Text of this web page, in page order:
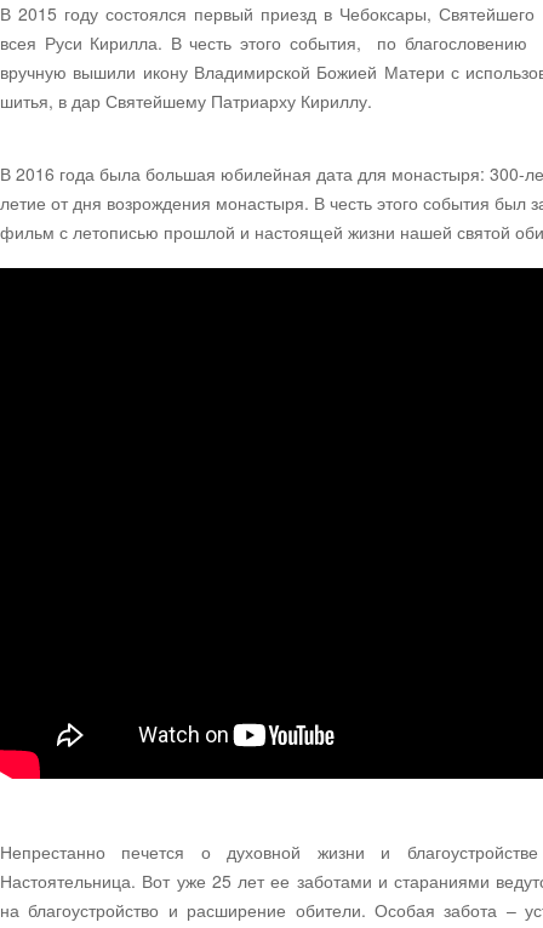
В 2015 году состоялся первый приезд в Чебоксары, Святейшего
всея Руси Кирилла. В честь этого события, по благословению
вручную вышили икону Владимирской Божией Матери с
шитья, в дар Святейшему Патриарху Кириллу.
В 2016 года была большая юбилейная дата для монастыря: 300-
летие от дня возрождения монастыря. В честь этого события был
фильм с летописью прошлой и настоящей жизни нашей святой
Непрестанно печется о духовной жизни и
Настоятельница. Вот уже 25 лет ее заботами и стараниями
на благоустройство и расширение обители. Особая забота –